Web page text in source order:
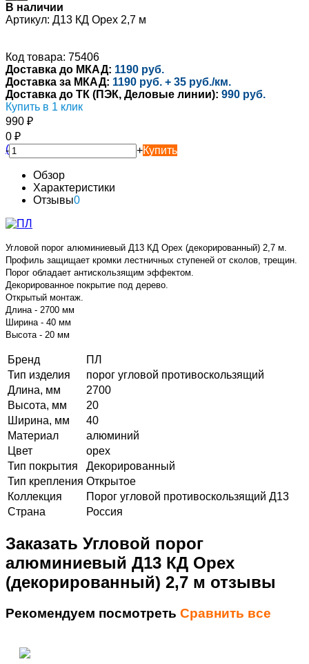
В наличии
Артикул: Д13 КД Орех 2,7 м
Код товара: 75406
Доставка до МКАД: 1190 руб.
Доставка за МКАД: 1190 руб. + 35 руб./км.
Доставка до ТК (ПЭК, Деловые линии): 990 руб.
Купить в 1 клик
990 ₽
0 ₽
-
+Купить
Обзор
Характеристики
Отзывы0
Угловой порог алюминиевый Д13 КД Орех (декорированный) 2,7 м.
Профиль защищает кромки лестничных ступеней от сколов, трещин.
Порог обладает антискользящим эффектом.
Декорированное покрытие под дерево.
Открытый монтаж.
Длина - 2700 мм
Ширина - 40 мм
Высота - 20 мм
Бренд
ПЛ
Тип изделия
порог угловой противоскользящий
Длина, мм
2700
Высота, мм
20
Ширина, мм
40
Материал
алюминий
Цвет
орех
Тип покрытия
Декорированный
Тип крепления Открытое
Коллекция
Порог угловой противоскользящий Д13
Страна
Россия
Заказать Угловой порог
алюминиевый Д13 КД Орех
(декорированный) 2,7 м отзывы
Рекомендуем посмотреть Сравнить все